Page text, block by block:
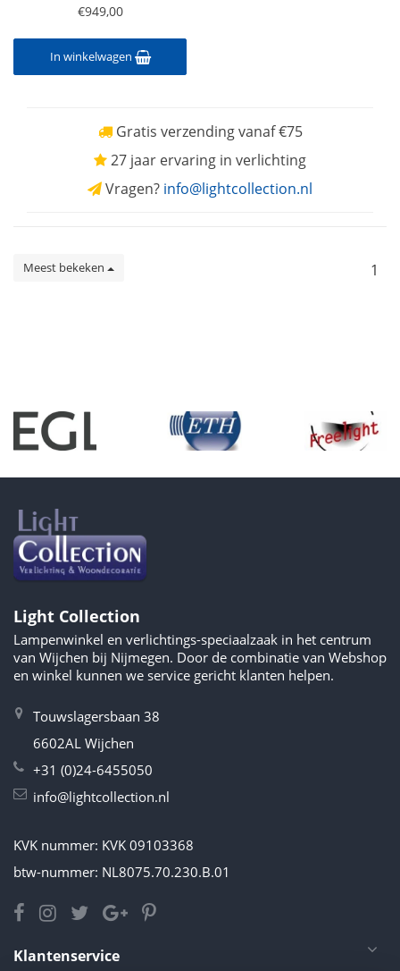
€949,00
In winkelwagen
Gratis verzending vanaf €75
27 jaar ervaring in verlichting
Vragen? info@lightcollection.nl
Meest bekeken 1
Light Collection
Lampenwinkel en verlichtings-speciaalzaak in het centrum
van Wijchen bij Nijmegen. Door de combinatie van Webshop
en winkel kunnen we service gericht klanten helpen.
Touwslagersbaan 38
6602AL Wijchen
+31 (0)24-6455050
info@lightcollection.nl
KVK nummer: KVK 09103368
btw-nummer: NL8075.70.230.B.01
Klantenservice